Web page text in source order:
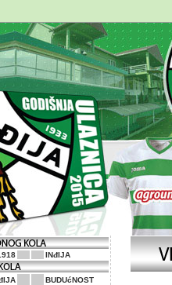
INđIJA
BUDUćNOST